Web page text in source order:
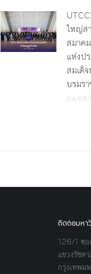
ใหญ่ส
สมาค
แห่งป
สมเด็
บรมร
04/
ติดต่อมหา
126/1 ซ
แขวงรัชด
กรุงเทพม